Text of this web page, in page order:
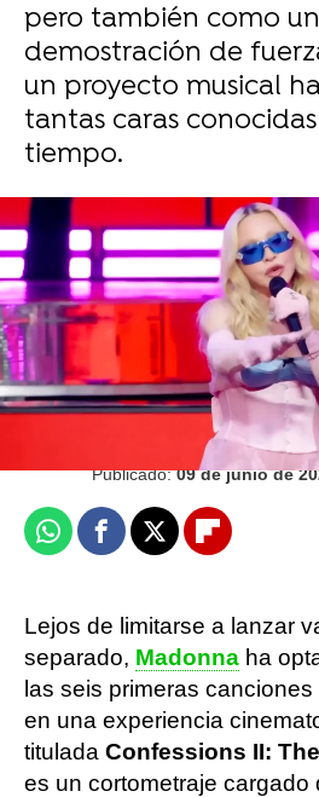
pero también como
demostración de
un proyecto musical
tantas caras
tiempo.
Juan Carrasco
Publicado:09 de junio de
WhatsappFacebook
X Flipboard
Lejos de limitarse a lanzar
separado, Madonna ha
las seis primeras
en una experiencia
titulada Confessions II:
es un cortometraje cargado